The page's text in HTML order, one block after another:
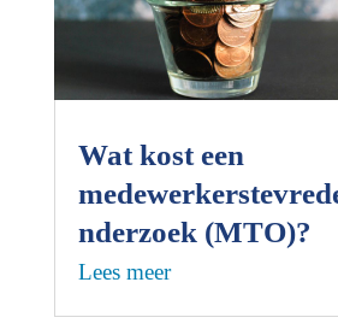
Wat kost een
nderzoek (MTO)?
Lees meer